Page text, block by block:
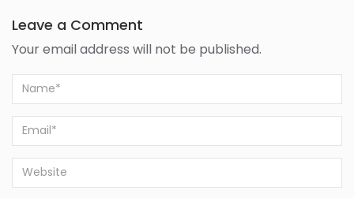
Leave a Comment
Your email address will not be published.